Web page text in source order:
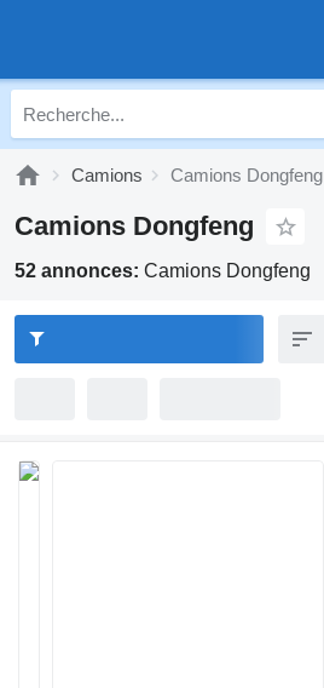
Camions Camions Dongfeng
Camions Dongfeng
52 annonces: Camions Dongfeng